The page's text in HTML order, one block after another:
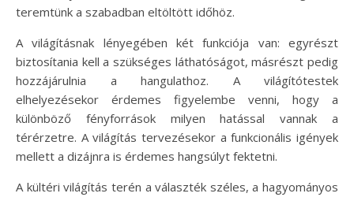
teremtünk a szabadban eltöltött időhöz.
A világításnak lényegében két funkciója van: egyrészt
biztosítania kell a szükséges láthatóságot, másrészt pedig
hozzájárulnia a hangulathoz. A világítótestek
elhelyezésekor érdemes figyelembe venni, hogy a
különböző fényforrások milyen hatással vannak a
térérzetre. A világítás tervezésekor a funkcionális igények
mellett a dizájnra is érdemes hangsúlyt fektetni.
A kültéri világítás terén a választék széles, a hagyományos